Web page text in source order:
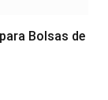
Bolsas de